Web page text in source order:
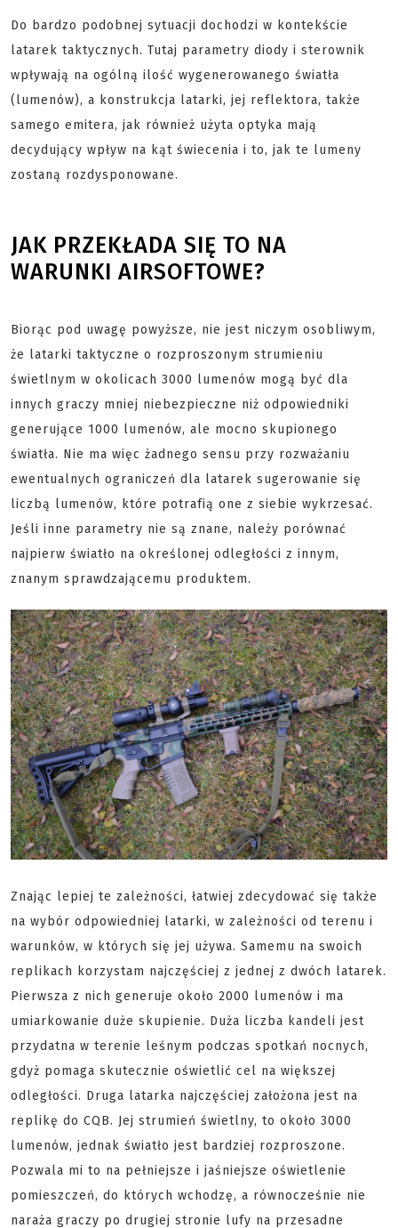
Do bardzo podobnej sytuacji dochodzi w kontekście
latarek taktycznych. Tutaj parametry diody i sterownik
wpływają na ogólną ilość wygenerowanego światła
(lumenów), a konstrukcja latarki, jej reflektora, także
samego emitera, jak również użyta optyka mają
decydujący wpływ na kąt świecenia i to, jak te lumeny
zostaną rozdysponowane.
JAK PRZEKŁADA SIĘ TO NA
WARUNKI AIRSOFTOWE?
Biorąc pod uwagę powyższe, nie jest niczym osobliwym,
że latarki taktyczne o rozproszonym strumieniu
świetlnym w okolicach 3000 lumenów mogą być dla
innych graczy mniej niebezpieczne niż odpowiedniki
generujące 1000 lumenów, ale mocno skupionego
światła. Nie ma więc żadnego sensu przy rozważaniu
ewentualnych ograniczeń dla latarek sugerowanie się
liczbą lumenów, które potrafią one z siebie wykrzesać.
Jeśli inne parametry nie są znane, należy porównać
najpierw światło na określonej odległości z innym,
znanym sprawdzającemu produktem.
Znając lepiej te zależności, łatwiej zdecydować się także
na wybór odpowiedniej latarki, w zależności od terenu i
warunków, w których się jej używa. Samemu na swoich
replikach korzystam najczęściej z jednej z dwóch latarek.
Pierwsza z nich generuje około 2000 lumenów i ma
umiarkowanie duże skupienie. Duża liczba kandeli jest
przydatna w terenie leśnym podczas spotkań nocnych,
gdyż pomaga skutecznie oświetlić cel na większej
odległości. Druga latarka najczęściej założona jest na
replikę do CQB. Jej strumień świetlny, to około 3000
lumenów, jednak światło jest bardziej rozproszone.
Pozwala mi to na pełniejsze i jaśniejsze oświetlenie
pomieszczeń, do których wchodzę, a równocześnie nie
naraża graczy po drugiej stronie lufy na przesadne